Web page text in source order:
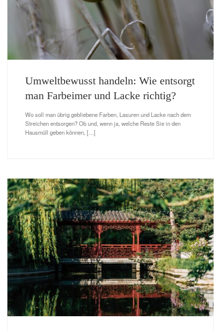
Umweltbewusst handeln: Wie entsorgt
man Farbeimer und Lacke richtig?
Wo soll man übrig gebliebene Farben, Lasuren und Lacke nach dem
Streichen entsorgen? Ob und, wenn ja, welche Reste Sie in den
Hausmüll geben können, […]